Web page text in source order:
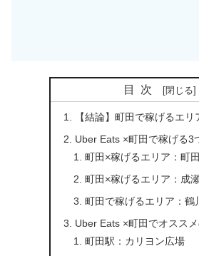
目次
【結論】町田で稼げるエリ
Uber Eats ×町田で稼げる3
町田×稼げるエリア：町
町田×稼げるエリア：成
町田で稼げるエリア：鶴
Uber Eats ×町田でオスス
町田駅：カリヨン広場